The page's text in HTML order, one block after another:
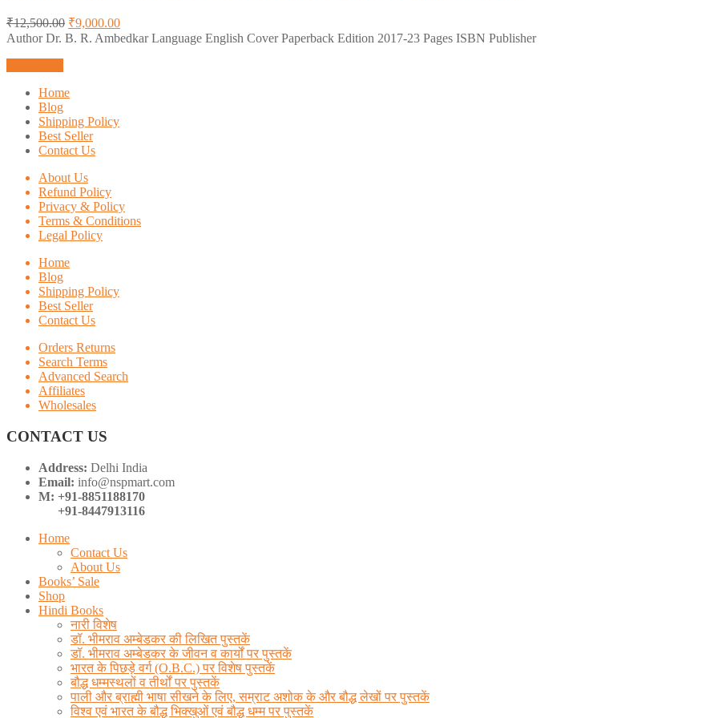
₹12,500.00 ₹9,000.00
Author Dr. B. R. Ambedkar Language English Cover Paperback Edition 2017-23 Pages ISBN Publisher
Home
Blog
Shipping Policy
Best Seller
Contact Us
About Us
Refund Policy
Privacy & Policy
Terms & Conditions
Legal Policy
Home
Blog
Shipping Policy
Best Seller
Contact Us
Orders Returns
Search Terms
Advanced Search
Affiliates
Wholesales
CONTACT US
Address: Delhi India
Email: info@nspmart.com
M: +91-8851188170
+91-8447913116
Home
Contact Us
About Us
Books’ Sale
Shop
Hindi Books
नारी विशेष
डॉ. भीमराव अम्बेडकर की लिखित पुस्तकें
डॉ. भीमराव अम्बेडकर के जीवन व कार्यों पर पुस्तकें
भारत के पिछड़े वर्ग (O.B.C.) पर विशेष पुस्तकें
बौद्ध धम्मस्थलों व तीर्थों पर पुस्तकें
पाली और ब्राह्मी भाषा सीखने के लिए, सम्राट अशोक के और बौद्ध लेखों पर पुस्तकें
विश्व एवं भारत के बौद्ध भिक्खुओं एवं बौद्ध धम्म पर पुस्तकें